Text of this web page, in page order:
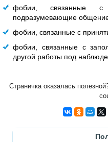
фобии, связанные с
подразумевающие
фобии, связанные с
фобии, связанные с
другой работы под
Страничка оказалась